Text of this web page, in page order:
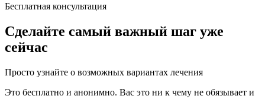
Бесплатная консультация
Сделайте самый важный шаг уже
сейчас
Просто узнайте о возможных вариантах лечения
Это бесплатно и анонимно. Вас это ни к чему не обязывает и